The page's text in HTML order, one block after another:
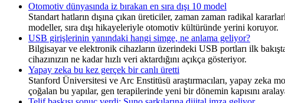
Otomotiv dünyasında iz bırakan en sıra dışı 10 model
Standart hatların dışına çıkan üreticiler, zaman zaman radikal
modeller, sıra dışı hikayeleriyle otomotiv kültüründe yerini koruyor.
USB girişlerinin yanındaki hangi simge, ne anlama geliyor?
Bilgisayar ve elektronik cihazların üzerindeki USB portları ilk
cihazınızın ne kadar hızlı veri aktardığını açıkça gösteriyor.
Yapay zeka bu kez gerçek bir canlı üretti
Stanford Üniversitesi ve Arc Enstitüsü araştırmacıları, yapay zeka
çoğalan bu yapılar, gen terapilerinde yeni bir dönemin kapısını